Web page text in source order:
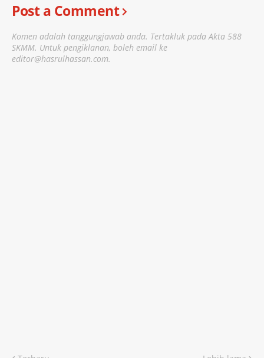
Post a Comment
Komen adalah tanggungjawab anda. Tertakluk pada Akta 588
SKMM. Untuk pengiklanan, boleh email ke
editor@hasrulhassan.com.